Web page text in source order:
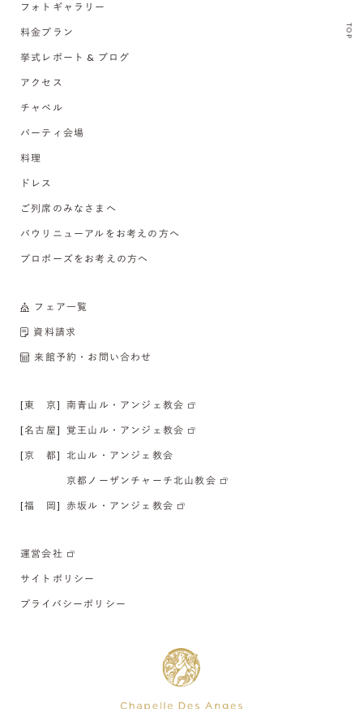
TOP
フォトギャラリー
料金プラン
挙式レポート & ブログ
アクセス
チャペル
パーティ会場
料理
ドレス
ご列席のみなさまへ
バウリニューアルをお考えの方へ
プロポーズをお考えの方へ
フェア一覧
資料請求
来館予約・お問い合わせ
[東 京] 南青山ル・アンジェ教会
[名古屋] 覚王山ル・アンジェ教会
[京 都] 北山ル・アンジェ教会
京都ノーザンチャーチ北山教会
[福 岡] 赤坂ル・アンジェ教会
運営会社
サイトポリシー
プライバシーポリシー